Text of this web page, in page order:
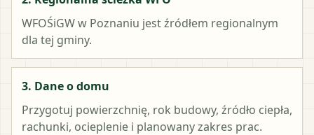
WFOŚiGW w Poznaniu jest źródłem regionalnym
dla tej gminy.
3. Dane o domu
Przygotuj powierzchnię, rok budowy, źródło ciepła,
rachunki, ocieplenie i planowany zakres prac.